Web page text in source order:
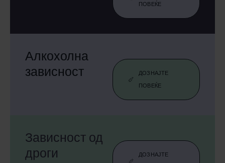
ПОВЕЌЕ
Алкохолна
зависност
ДОЗНАЈТЕ
ПОВЕЌЕ
Зависност од
дроги
ДОЗНАЈТЕ